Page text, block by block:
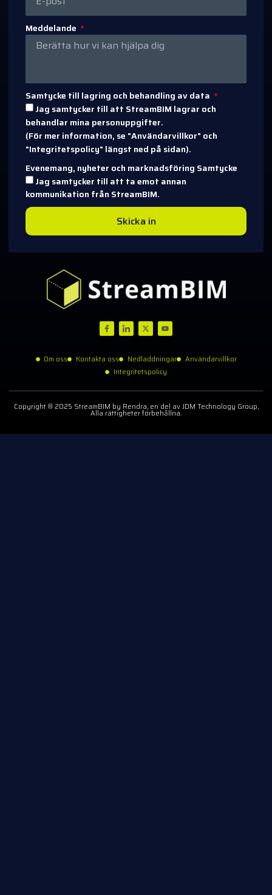
Meddelande
Samtycke till lagring och behandling av data
Jag samtycker till att StreamBIM lagrar och
behandlar mina personuppgifter.
(För mer information, se "Användarvillkor" och
"Integritetspolicy" längst ned på sidan).
Evenemang, nyheter och marknadsföring Samtycke
Jag samtycker till att ta emot annan
kommunikation från StreamBIM.
Skicka in
Om oss Kontakta oss Nedladdningar
Användarvillkor
Integritetspolicy
Copyright © 2025 StreamBIM by Rendra, en del av JDM Technology Group,
Alla rättigheter förbehållna.